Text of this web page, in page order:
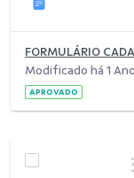
Modificado há 1 Ano
APROVADO